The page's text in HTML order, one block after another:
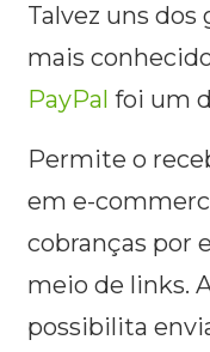
Talvez uns
mais
PayPal foi um
Permite o
em e-
cobranças por
meio de links.
possibilita